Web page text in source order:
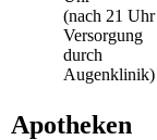
(nach 21 Uhr
Versorgung
durch
Augenklinik)
Apotheken